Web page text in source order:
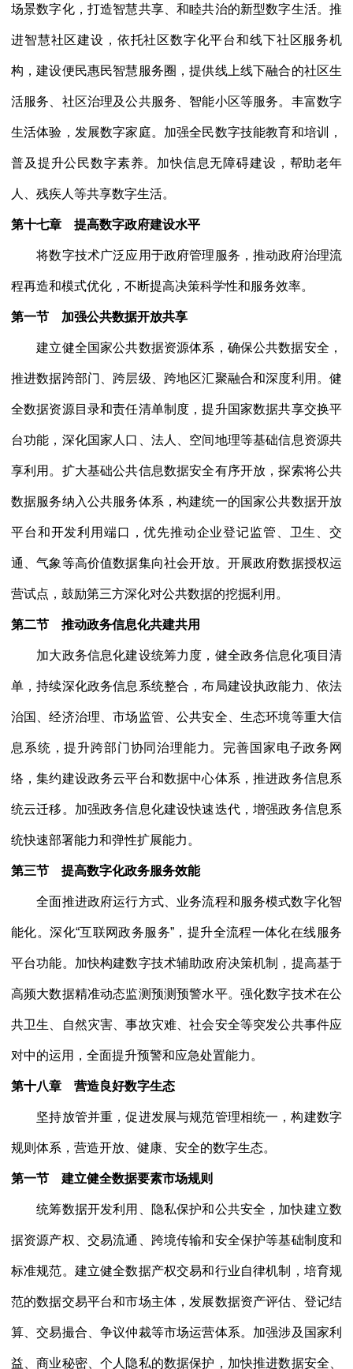
场景数字化，打造智慧共享、和睦共治的新型数字生活。推
进智慧社区建设，依托社区数字化平台和线下社区服务机
构，建设便民惠民智慧服务圈，提供线上线下融合的社区生
活服务、社区治理及公共服务、智能小区等服务。丰富数字
生活体验，发展数字家庭。加强全民数字技能教育和培训，
普及提升公民数字素养。加快信息无障碍建设，帮助老年
人、残疾人等共享数字生活。
第十七章 提高数字政府建设水平
将数字技术广泛应用于政府管理服务，推动政府治理流
程再造和模式优化，不断提高决策科学性和服务效率。
第一节 加强公共数据开放共享
建立健全国家公共数据资源体系，确保公共数据安全，
推进数据跨部门、跨层级、跨地区汇聚融合和深度利用。健
全数据资源目录和责任清单制度，提升国家数据共享交换平
台功能，深化国家人口、法人、空间地理等基础信息资源共
享利用。扩大基础公共信息数据安全有序开放，探索将公共
数据服务纳入公共服务体系，构建统一的国家公共数据开放
平台和开发利用端口，优先推动企业登记监管、卫生、交
通、气象等高价值数据集向社会开放。开展政府数据授权运
营试点，鼓励第三方深化对公共数据的挖掘利用。
第二节 推动政务信息化共建共用
加大政务信息化建设统筹力度，健全政务信息化项目清
单，持续深化政务信息系统整合，布局建设执政能力、依法
治国、经济治理、市场监管、公共安全、生态环境等重大信
息系统，提升跨部门协同治理能力。完善国家电子政务网
络，集约建设政务云平台和数据中心体系，推进政务信息系
统云迁移。加强政务信息化建设快速迭代，增强政务信息系
统快速部署能力和弹性扩展能力。
第三节 提高数字化政务服务效能
全面推进政府运行方式、业务流程和服务模式数字化智
能化。深化“互联网政务服务”，提升全流程一体化在线服务
平台功能。加快构建数字技术辅助政府决策机制，提高基于
高频大数据精准动态监测预测预警水平。强化数字技术在公
共卫生、自然灾害、事故灾难、社会安全等突发公共事件应
对中的运用，全面提升预警和应急处置能力。
第十八章 营造良好数字生态
坚持放管并重，促进发展与规范管理相统一，构建数字
规则体系，营造开放、健康、安全的数字生态。
第一节 建立健全数据要素市场规则
统筹数据开发利用、隐私保护和公共安全，加快建立数
据资源产权、交易流通、跨境传输和安全保护等基础制度和
标准规范。建立健全数据产权交易和行业自律机制，培育规
范的数据交易平台和市场主体，发展数据资产评估、登记结
算、交易撮合、争议仲裁等市场运营体系。加强涉及国家利
益、商业秘密、个人隐私的数据保护，加快推进数据安全、